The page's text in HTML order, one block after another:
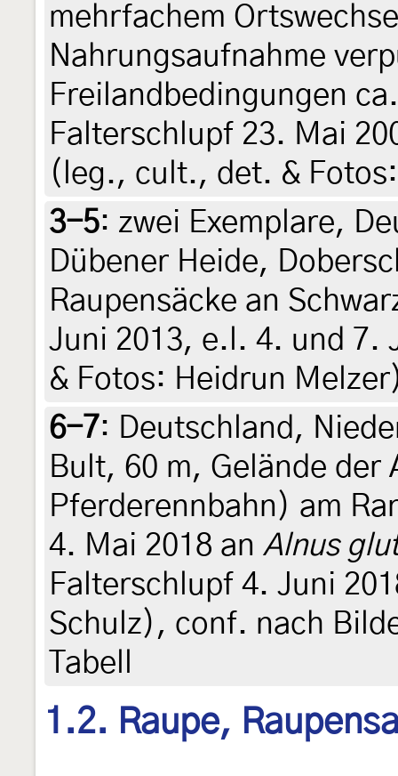
mehrfachem
Nahrungsaufnahme
Freilandbedingungen
Falterschlupf 23. Mai
(leg., cult., det. &
3-5: zwei Exemplare,
Dübener Heide,
Raupensäcke an
Juni 2013, e.l. 4. und
& Fotos: Heidrun
6-7: Deutschland,
Bult, 60 m, Gelände
Pferderennbahn) am
4. Mai 2018 an Alnus
Falterschlupf 4. Juni
Schulz), conf. nach
Tabell
1.2. Raupe,